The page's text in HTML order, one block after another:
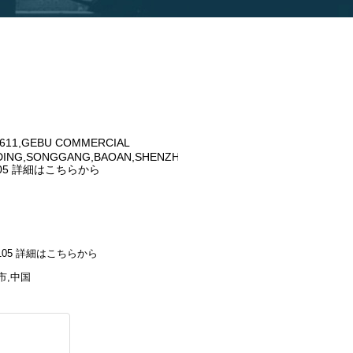
COMMERCIAL
詳細はこちらから
詳細はこちらから
,中国